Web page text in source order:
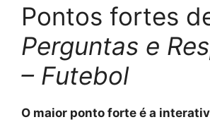
Pontos fortes
Perguntas e
– Futebol
O maior ponto forte é a